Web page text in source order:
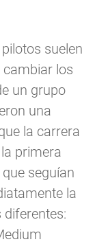
suelen
cambiar los
un grupo
una
la carrera
primera
seguían
la